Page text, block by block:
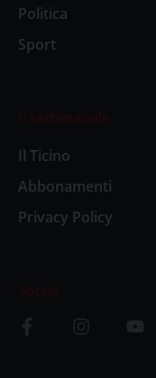
Politica
Sport
Il settimanale
Il Ticino
Abbonamenti
Privacy Policy
Social